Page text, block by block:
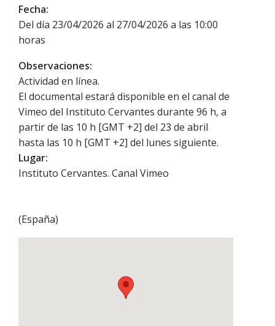
Fecha:
Del día 23/04/2026 al 27/04/2026 a las 10:00
horas
Observaciones:
Actividad en línea.
El documental estará disponible en el canal de
Vimeo del Instituto Cervantes durante 96 h, a
partir de las 10 h [GMT +2] del 23 de abril
hasta las 10 h [GMT +2] del lunes siguiente.
Lugar:
Instituto Cervantes. Canal Vimeo
(España)